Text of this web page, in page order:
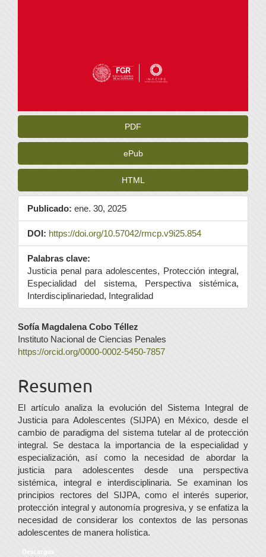
PDF
ePub
HTML
Publicado: ene. 30, 2025
DOI: https://doi.org/10.57042/rmcp.v9i25.854
Palabras clave:
Justicia penal para adolescentes, Protección integral,
Especialidad del sistema, Perspectiva sistémica,
Interdisciplinariedad, Integralidad
Contenido
principal
artículo
Sofía Magdalena Cobo Téllez
Instituto Nacional de Ciencias Penales
https://orcid.org/0000-0002-5450-7857
Resumen
El artículo analiza la evolución del Sistema Integral de
Justicia para Adolescentes (SIJPA) en México, desde el
cambio de paradigma del sistema tutelar al de protección
integral. Se destaca la importancia de la especialidad y
especialización, así como la necesidad de abordar la
justicia para adolescentes desde una perspectiva
sistémica, integral e interdisciplinaria. Se examinan los
principios rectores del SIJPA, como el interés superior,
protección integral y autonomía progresiva, y se enfatiza la
necesidad de considerar los contextos de las personas
adolescentes de manera holística.
Descargas